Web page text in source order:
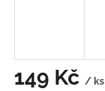
149 Kč / ks